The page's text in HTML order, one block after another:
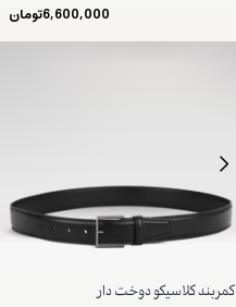
6,600,000تومان
کمربند کلاسیکو دوخت دار